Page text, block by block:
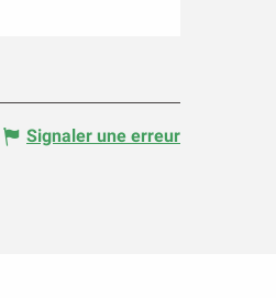
Signaler une erreur